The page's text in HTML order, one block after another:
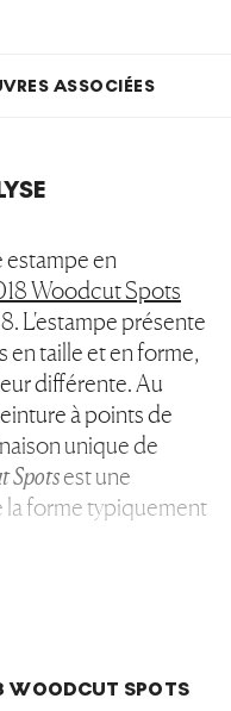
ASSOCIÉES
estampe en
Woodcut Spots
L'estampe présente
en taille et en forme,
différente. Au
à points de
unique de
Spotsest une
la forme typiquement
un tournant dans la
WOODCUT SPOTS